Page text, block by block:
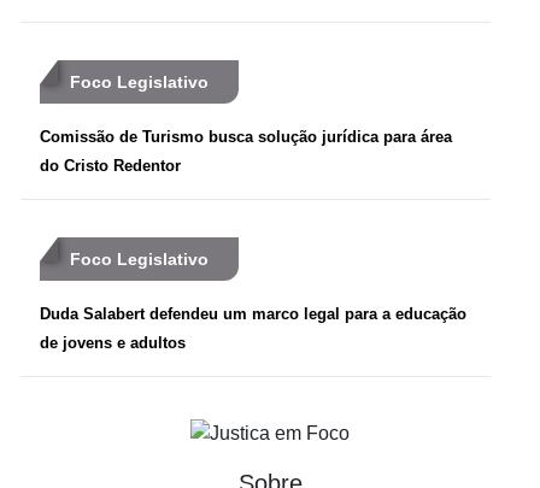
Foco Legislativo
Comissão de Turismo busca solução jurídica para área
do Cristo Redentor
Foco Legislativo
Duda Salabert defendeu um marco legal para a educação
de jovens e adultos